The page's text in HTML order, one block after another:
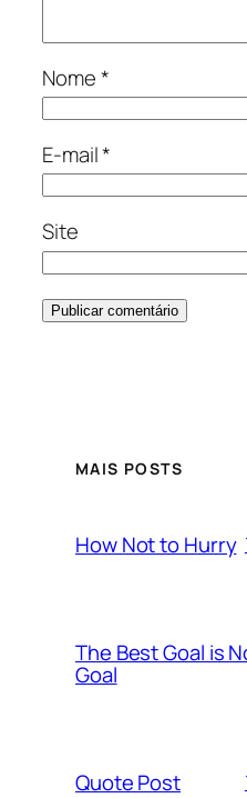
Nome*
E-mail*
Site
MAIS POSTS
How Not to Hurry
The Best Goal is
Goal
Quote Post